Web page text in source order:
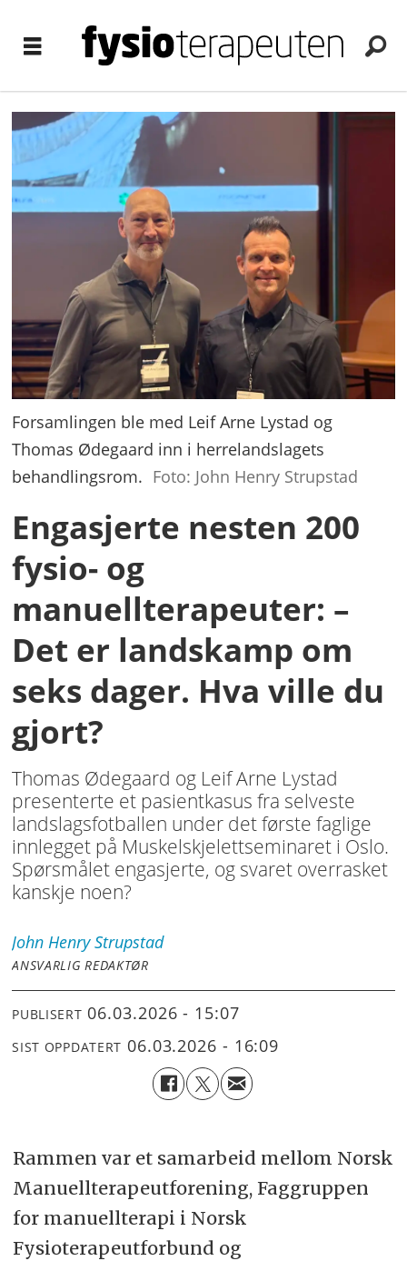
Forsamlingen ble med Leif Arne Lystad og
Thomas Ødegaard inn i herrelandslagets
behandlingsrom. Foto: John Henry Strupstad
Engasjerte nesten 200
fysio- og
manuellterapeuter: –
Det er landskamp om
seks dager. Hva ville du
gjort?
Thomas Ødegaard og Leif Arne Lystad
presenterte et pasientkasus fra selveste
landslagsfotballen under det første faglige
innlegget på Muskelskjelettseminaret i Oslo.
Spørsmålet engasjerte, og svaret overrasket
kanskje noen?
John Henry Strupstad
ANSVARLIG REDAKTØR
PUBLISERT 06.03.2026 - 15:07
SIST OPPDATERT 06.03.2026 - 16:09
Rammen var et samarbeid mellom Norsk
Manuellterapeutforening, Faggruppen
for manuellterapi i Norsk
Fysioterapeutforbund og